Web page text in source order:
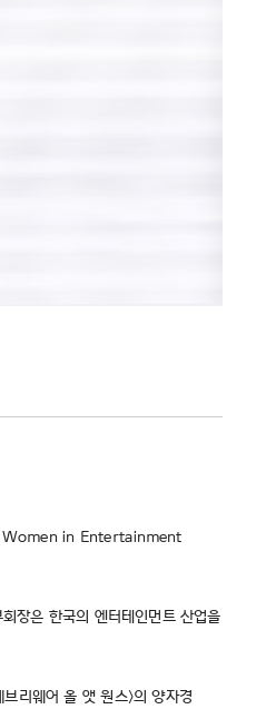
Women in Entertainment
장은 한국의 엔터테인먼트 산업을
리웨어 올 앳 원스>의 양자경